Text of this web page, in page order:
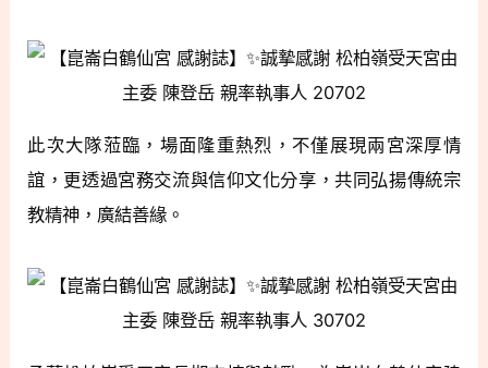
此次大隊蒞臨，場面隆重熱烈，不僅展現兩宮深厚情
誼，更透過宮務交流與信仰文化分享，共同弘揚傳統宗
教精神，廣結善緣。